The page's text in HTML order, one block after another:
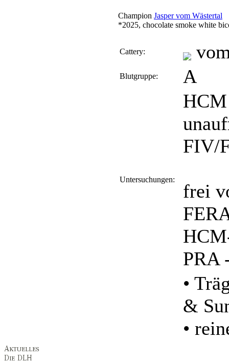
Champion Jasper vom Wästertal
*2025, chocolate smoke white
Cattery:
Blutgruppe: A
Untersuchungen:
FIV/
frei
PRA
•
&
•